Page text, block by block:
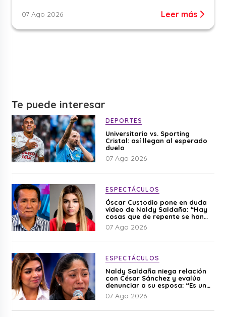
07 Ago 2026 Leer más
Te puede interesar
DEPORTES
Universitario vs. Sporting
Cristal: así llegan al esperado
duelo
07 Ago 2026
ESPECTÁCULOS
Óscar Custodio pone en duda
video de Naldy Saldaña: “Hay
cosas que de repente se han
editado”
07 Ago 2026
ESPECTÁCULOS
Naldy Saldaña niega relación
con César Sánchez y evalúa
denunciar a su esposa: “Es una
difamación”
07 Ago 2026